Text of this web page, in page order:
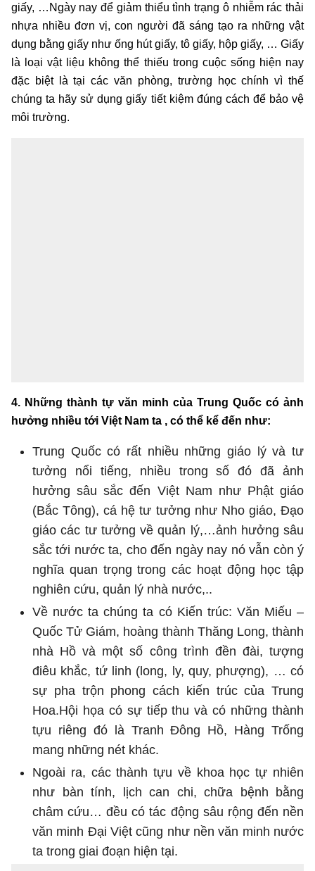
giấy, …Ngày nay để giảm thiểu tình trạng ô nhiễm rác thải
nhựa nhiều đơn vị, con người đã sáng tạo ra những vật
dụng bằng giấy như ống hút giấy, tô giấy, hộp giấy, … Giấy
là loại vật liệu không thể thiếu trong cuộc sống hiện nay
đặc biệt là tại các văn phòng, trường học chính vì thế
chúng ta hãy sử dụng giấy tiết kiệm đúng cách để bảo vệ
môi trường.
4. Những thành tự văn minh của Trung Quốc có ảnh
hưởng nhiều tới Việt Nam ta , có thể kể đến như:
Trung Quốc có rất nhiều những giáo lý và tư
tưởng nổi tiếng, nhiều trong số đó đã ảnh
hưởng sâu sắc đến Việt Nam như Phật giáo
(Bắc Tông), cá hệ tư tưởng như Nho giáo, Đạo
giáo các tư tưởng về quản lý,…ảnh hưởng sâu
sắc tới nước ta, cho đến ngày nay nó vẫn còn ý
nghĩa quan trọng trong các hoạt động học tập
nghiên cứu, quản lý nhà nước,..
Về nước ta chúng ta có Kiến trúc: Văn Miếu –
Quốc Tử Giám, hoàng thành Thăng Long, thành
nhà Hồ và một số công trình đền đài, tượng
điêu khắc, tứ linh (long, ly, quy, phượng), … có
sự pha trộn phong cách kiến trúc của Trung
Hoa.Hội họa có sự tiếp thu và có những thành
tựu riêng đó là Tranh Đông Hồ, Hàng Trống
mang những nét khác.
Ngoài ra, các thành tựu về khoa học tự nhiên
như bàn tính, lịch can chi, chữa bệnh bằng
châm cứu… đều có tác động sâu rộng đến nền
văn minh Đại Việt cũng như nền văn minh nước
ta trong giai đoạn hiện tại.